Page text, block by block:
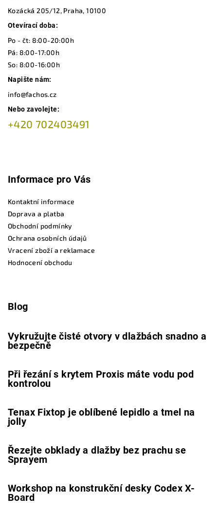
Kozácká 205/12, Praha, 10100
Otevírací doba:
Po - čt: 8:00-20:00h
Pá: 8:00-17:00h
So: 8:00-16:00h
Napište nám:
info@fachos.cz
Nebo zavolejte:
+420 702403491
Informace pro Vás
Kontaktní informace
Doprava a platba
Obchodní podmínky
Ochrana osobních údajů
Vracení zboží a reklamace
Hodnocení obchodu
Blog
Vykružujte čisté otvory v dlažbách snadno a
bezpečně
Při řezání s krytem Proxis máte vodu pod
kontrolou
Tenax Fixtop je oblíbené lepidlo a tmel na
jolly
Řezejte obklady a dlažby bez prachu se
Sprayem
Workshop na konstrukční desky Codex X-
Board